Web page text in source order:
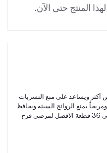
المنتج حتى الآن.
أكثر ويساعد على منع التسربات
يمنع الروائح السيئة ويحافظ
على شعورك بالانتعاش عبوة تحتوى على 36 قطعة الافضل لمرضى قرح